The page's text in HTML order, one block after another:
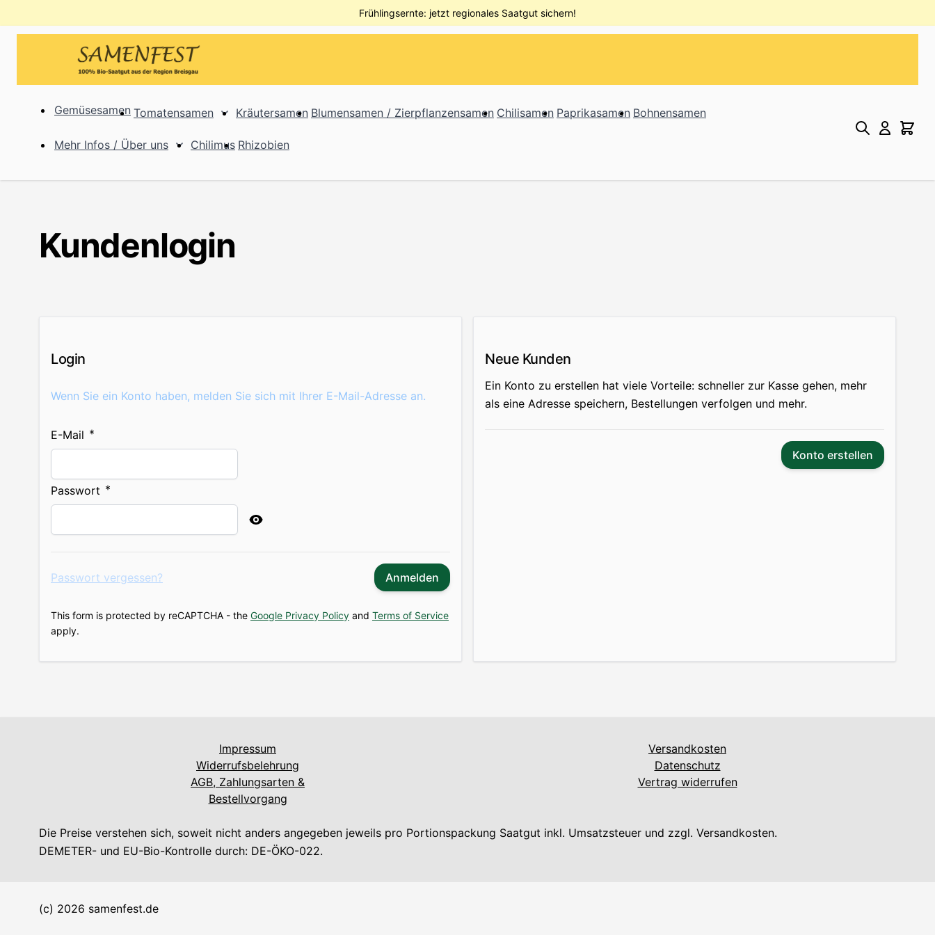
Frühlingsernte: jetzt regionales Saatgut sichern!
Gemüsesamen Tomatensamen
Kräutersamen Blumensamen / Zierpflanzensamen Chilisamen Paprikasamen Bohnensamen
Mehr Infos / Über uns
Chilimus Rhizobien
Kundenlogin
Login
Wenn Sie ein Konto haben, melden Sie sich mit Ihrer E-Mail-Adresse an.
E-Mail
Passwort
Anmelden
Passwort vergessen?
This form is protected by reCAPTCHA - the Google Privacy Policy and Terms of Service
apply.
Neue Kunden
Ein Konto zu erstellen hat viele Vorteile: schneller zur Kasse gehen, mehr
als eine Adresse speichern, Bestellungen verfolgen und mehr.
Konto erstellen
Impressum
Versandkosten
Widerrufsbelehrung
Datenschutz
AGB, Zahlungsarten &
Bestellvorgang
Vertrag widerrufen
Die Preise verstehen sich, soweit nicht anders angegeben jeweils pro Portionspackung Saatgut inkl. Umsatzsteuer und zzgl. Versandkosten.
DEMETER- und EU-Bio-Kontrolle durch: DE-ÖKO-022.
(c) 2026 samenfest.de